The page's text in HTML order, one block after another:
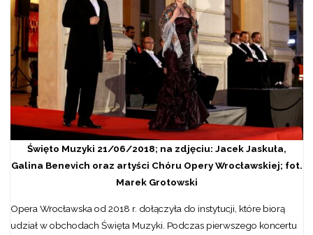
Święto Muzyki 21/06/2018; na zdjęciu: Jacek Jaskuła,
Galina Benevich oraz artyści Chóru Opery Wrocławskiej; fot.
Marek Grotowski
Opera Wrocławska od 2018 r. dołączyła do instytucji, które biorą
udział w obchodach Święta Muzyki. Podczas pierwszego koncertu